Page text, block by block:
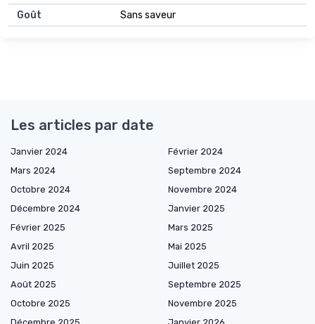
Goût Sans saveur
Les articles par date
Janvier 2024
Février 2024
Mars 2024
Septembre 2024
Octobre 2024
Novembre 2024
Décembre 2024
Janvier 2025
Février 2025
Mars 2025
Avril 2025
Mai 2025
Juin 2025
Juillet 2025
Août 2025
Septembre 2025
Octobre 2025
Novembre 2025